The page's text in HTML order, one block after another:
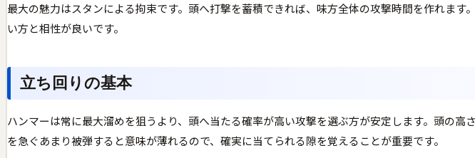
最大の魅力はスタンによる拘束です。頭へ打撃を蓄積できれば、味方全体の攻撃時間を作れま
い方と相性が良いです。
立ち回りの基本
ハンマーは常に最大溜めを狙うより、頭へ当たる確率が高い攻撃を選ぶ方が安定します。頭の
を急ぐあまり被弾すると意味が薄れるので、確実に当てられる隙を覚えることが重要です。